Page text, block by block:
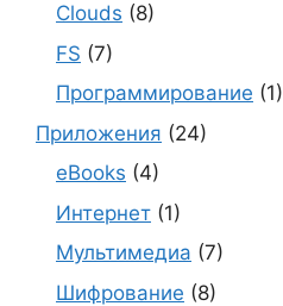
Clouds (8)
FS (7)
Программирование (1)
Приложения (24)
eBooks (4)
Интернет (1)
Мультимедиа (7)
Шифрование (8)